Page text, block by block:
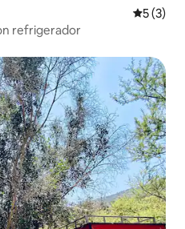
5 (3)
refrigerador